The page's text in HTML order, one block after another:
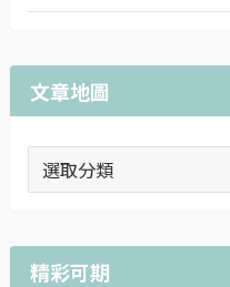
文章地圖
文
章
圖
精彩可期